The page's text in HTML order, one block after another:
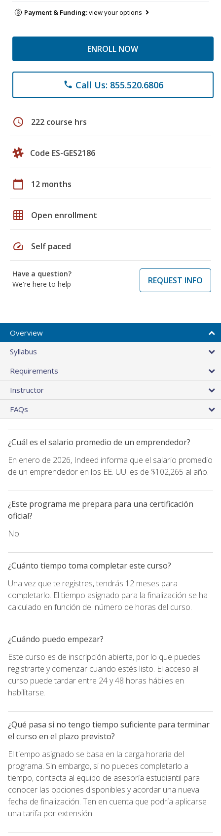
Payment & Funding:view your options
ENROLL NOW
phone Call Us: 855.520.6806
schedule 222 course hrs
Code ES-GES2186
calendar_today 12 months
grid_on Open enrollment
speed Self paced
Have a question?
We're here to help
REQUEST INFO
Overview
Syllabus
Requirements
Instructor
FAQs
¿Cuál es el salario promedio de un emprendedor?
En enero de 2026, Indeed informa que el salario promedio
de un emprendedor en los EE. UU. es de $102,265 al año.
¿Este programa me prepara para una certificación
oficial?
No.
¿Cuánto tiempo toma completar este curso?
Una vez que te registres, tendrás 12 meses para
completarlo. El tiempo asignado para la finalización se ha
calculado en función del número de horas del curso.
¿Cuándo puedo empezar?
Este curso es de inscripción abierta, por lo que puedes
registrarte y comenzar cuando estés listo. El acceso al
curso puede tardar entre 24 y 48 horas hábiles en
habilitarse.
¿Qué pasa si no tengo tiempo suficiente para terminar
el curso en el plazo previsto?
El tiempo asignado se basa en la carga horaria del
programa. Sin embargo, si no puedes completarlo a
tiempo, contacta al equipo de asesoría estudiantil para
conocer las opciones disponibles y acordar una nueva
fecha de finalización. Ten en cuenta que podría aplicarse
una tarifa por extensión.